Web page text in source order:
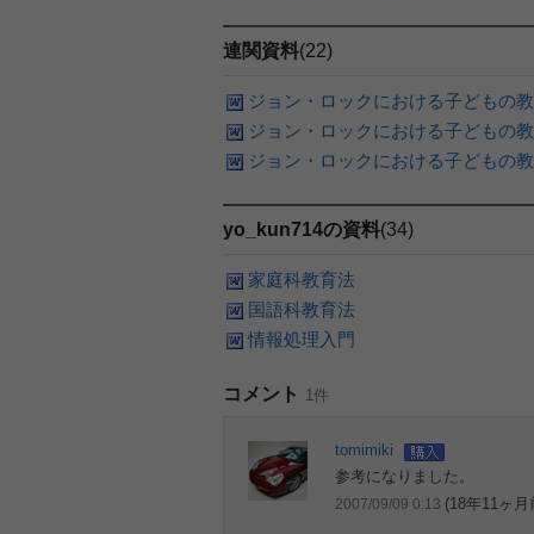
連関資料(22)
ジョン・ロックにおける子どもの
ジョン・ロックにおける子どもの
ジョン・ロックにおける子どもの
yo_kun714の資料(34)
家庭科教育法
国語科教育法
情報処理入門
コメント 1件
tomimiki
参考になりました。
2007/09/09 0:13 (18年11ヶ月